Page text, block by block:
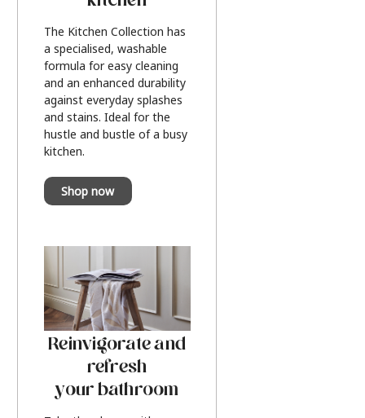
The Kitchen Collection has
a specialised, washable
formula for easy cleaning
and an enhanced durability
against everyday splashes
and stains. Ideal for the
hustle and bustle of a busy
kitchen.
Shop now
Reinvigorate and
refresh
your bathroom